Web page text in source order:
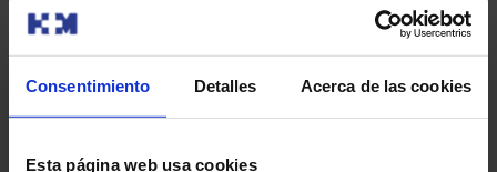
Consentimiento Detalles Acerca de las cookies
Esta página web usa cookies
acompañamiento continuo a las gestantes.